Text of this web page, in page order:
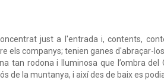
just a l'entrada i, contents,
els companys; tenien ganes d'abraçar-los.
tan rodona i lluminosa que l’ombra
de la muntanya, i així des de baix es